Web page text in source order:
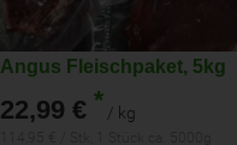
Angus Fleischpaket, 5kg
22,99 € * / kg